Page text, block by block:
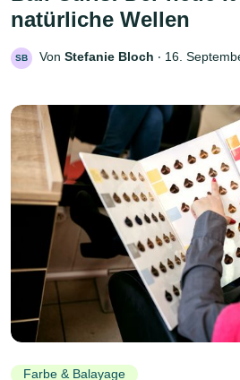
natürliche Wellen
SB Von Stefanie Bloch ‧ 16.
Farbe & Balayage